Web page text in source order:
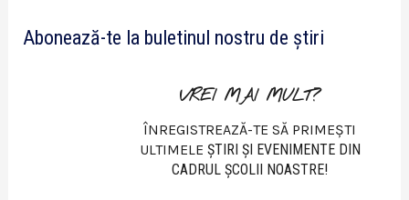
o
Abonează-te la buletinul nostru de știri
VREI MAI MULT?
ÎNREGISTREAZĂ-TE SĂ PRIMEȘTI
ULTIMELE ŞTIRI ŞI EVENIMENTE DIN
CADRUL ŞCOLII NOASTRE!